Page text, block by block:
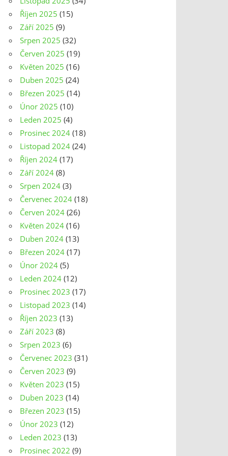
Říjen 2025 (15)
Září 2025 (9)
Srpen 2025 (32)
Červen 2025 (19)
Květen 2025 (16)
Duben 2025 (24)
Březen 2025 (14)
Únor 2025 (10)
Leden 2025 (4)
Prosinec 2024 (18)
Listopad 2024 (24)
Říjen 2024 (17)
Září 2024 (8)
Srpen 2024 (3)
Červenec 2024 (18)
Červen 2024 (26)
Květen 2024 (16)
Duben 2024 (13)
Březen 2024 (17)
Únor 2024 (5)
Leden 2024 (12)
Prosinec 2023 (17)
Listopad 2023 (14)
Říjen 2023 (13)
Září 2023 (8)
Srpen 2023 (6)
Červenec 2023 (31)
Červen 2023 (9)
Květen 2023 (15)
Duben 2023 (14)
Březen 2023 (15)
Únor 2023 (12)
Leden 2023 (13)
Prosinec 2022 (9)